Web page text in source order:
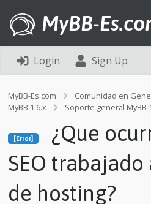
MyBB-
Login Sign Up
MyBB-Es.com Comunidad en
MyBB 1.6.x
Soporte general MyBB
[Error]
¿Que
SEO
de hosting?